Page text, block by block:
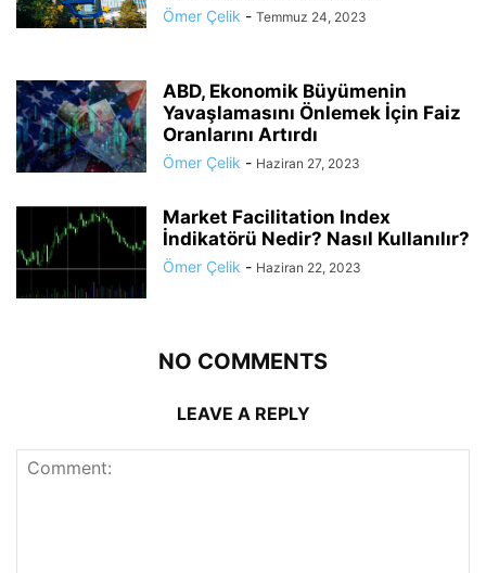
Ömer Çelik - Temmuz 24, 2023
ABD, Ekonomik Büyümenin
Yavaşlamasını Önlemek İçin Faiz
Oranlarını Artırdı
Ömer Çelik - Haziran 27, 2023
Market Facilitation Index
İndikatörü Nedir? Nasıl Kullanılır?
Ömer Çelik - Haziran 22, 2023
NO COMMENTS
LEAVE A REPLY